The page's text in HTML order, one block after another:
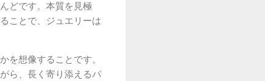
どです。本質を見極
ことで、ジュエリーは
を想像することです。
ら、長く寄り添えるパ